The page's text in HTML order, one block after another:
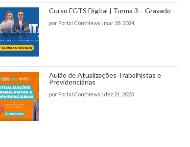
Curso FGTS Digital | Turma 3 – Gravado
por Portal ContNews | mar 28, 2024
Aulão de Atualizações Trabalhistas e
Previdenciárias
por Portal ContNews | dez 21, 2023